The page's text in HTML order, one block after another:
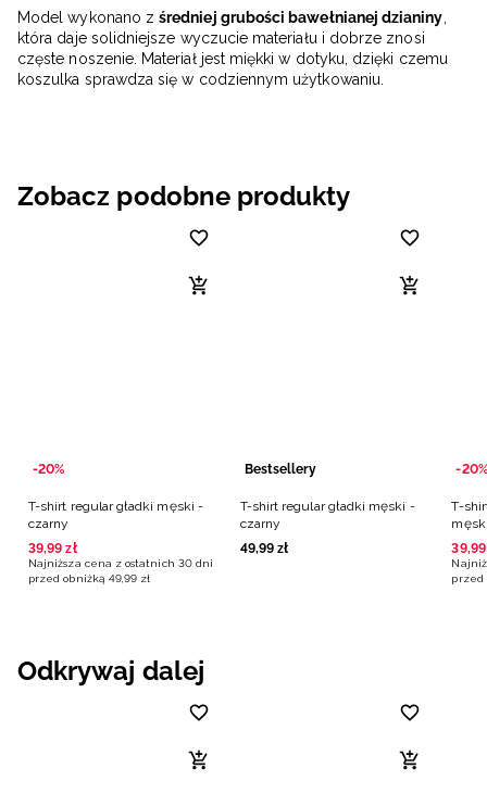
Model wykonano zśredniej grubości bawełnianej dzianiny,
która daje solidniejsze wyczucie materiału i dobrze znosi
częste noszenie. Materiał jest miękki w dotyku, dzięki czemu
koszulka sprawdza się w codziennym użytkowaniu.
Zobacz podobne produkty
-20%
T-shirt regular gładki męski -
czarny
39,99 zł
Najniższa cena z ostatnich 30 dni
przed obniżką 49,99 zł
Bestsellery
T-shirt regular gładki męski -
czarny
49,99 zł
-20%
T-
39,99
przed
Odkrywaj dalej